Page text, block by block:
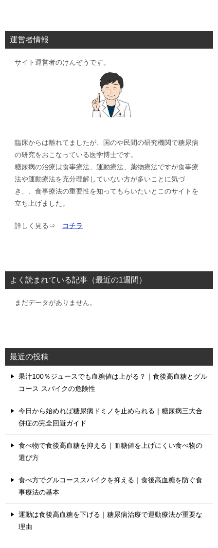
ビ
ゲ
運営者情報
サイト運営者のけんぞうです。
臨床からは離れてましたが、国のや民間の研究機関で糖尿病
の研究をおこなっている医学博士です。
糖尿病の治療は食事療法、運動療法、薬物療法ですが食事療
法や運動療法を充分理解していない方が多いことに気づ
き、、食事療法の重要性を知ってもらいたいとこのサイトを
立ち上げました。
詳しく見る⇒ コチラ
よく読まれている記事（最近の1週間）
まだデータがありません。
最近の投稿
果汁100％ジュースでも血糖値は上がる？｜食後高血糖とグル
コース スパイクの危険性
今日から始めれば糖尿病ドミノを止められる｜糖尿病三大合
併症の完全回避ガイド
食べ物で食後高血糖を抑える｜血糖値を上げにくい食べ物の
選び方
食べ方でグルコーススパイクを抑える｜食後高血糖を防ぐ食
事療法の基本
運動は食後高血糖を下げる｜糖尿病治療で運動療法が重要な
理由